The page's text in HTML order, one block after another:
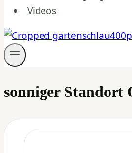
Videos
sonniger Standort